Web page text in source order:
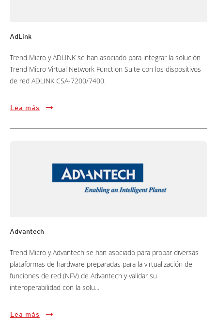
AdLink
Trend Micro y ADLINK se han asociado para integrar la solución
Trend Micro Virtual Network Function Suite con los dispositivos
de red ADLINK CSA-7200/7400.
Lea más
Advantech
Trend Micro y Advantech se han asociado para probar diversas
plataformas de hardware preparadas para la virtualización de
funciones de red (NFV) de Advantech y validar su
interoperabilidad con la solu...
Lea más